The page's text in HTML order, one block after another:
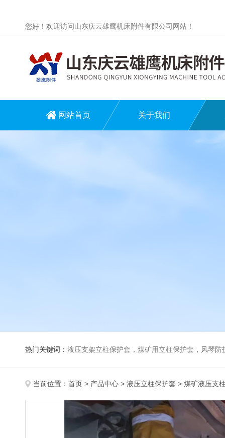
您好！欢迎访问山东庆云雄鹰机床附件有限公司网站！
网站首页 关于我们
热门关键词： 液压支架立柱保护套，煤矿用立柱保护套，风琴
当前位置： 首页 > 产品中心 > 液压立柱保护套 > 煤矿液压支